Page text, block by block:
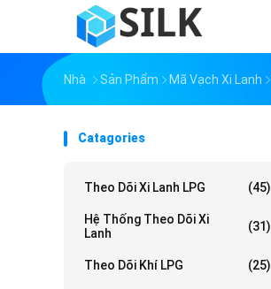
Nhà Sản Phẩm Mã Vạch Xi Lanh
Catagories
Theo Dõi Xi Lanh LPG (45)
Hệ Thống Theo Dõi Xi
Lanh
(31)
Theo Dõi Khí LPG (25)